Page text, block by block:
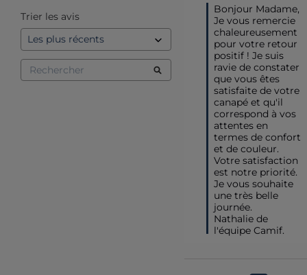
Trier les avis
Bonjour Madame,
Je vous remercie
chaleureusement
pour votre retour
positif ! Je suis
ravie de constater
que vous êtes
satisfaite de votre
canapé et qu'il
correspond à vos
attentes en
termes de confort
et de couleur.
Votre satisfaction
est notre priorité.
Je vous souhaite
une très belle
journée.
Nathalie de
l'équipe Camif.